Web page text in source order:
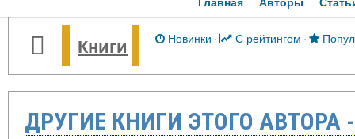
Книги Новинки · С рейтингом ·
ДРУГИЕ КНИГИ ЭТОГО